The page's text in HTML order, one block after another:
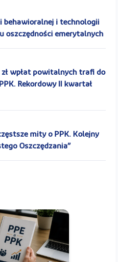
behawioralnej i technologii
oszczędności emerytalnych
zł wpłat powitalnych trafi do
Rekordowy II kwartał
mity o PPK. Kolejny
Oszczędzania”